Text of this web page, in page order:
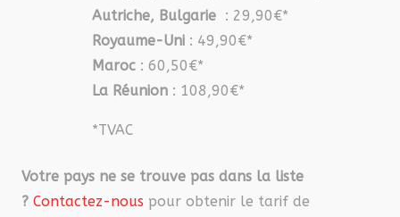
Autriche, Bulgarie : 29,90€*
Royaume-Uni : 49,90€*
Maroc : 60,50€*
La Réunion : 108,90€*
*TVAC
Votre pays ne se trouve pas dans la liste
? Contactez-nous pour obtenir le tarif de